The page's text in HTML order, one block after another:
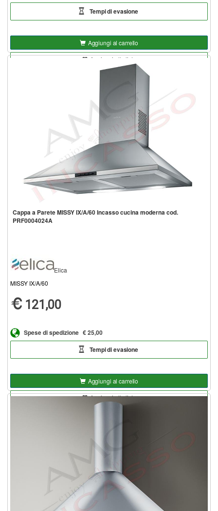
Tempi di evasione
Aggiungi al carrello
Aggiungi alla lista
Cappa a Parete MISSY IX/A/60 Incasso cucina moderna cod.
PRF0004024A
Elica
MISSY IX/A/60
121,00
Spese di spedizione € 25,00
Tempi di evasione
Aggiungi al carrello
Aggiungi alla lista